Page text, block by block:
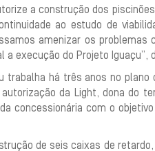
a construção dos
ao estudo de
amenizar os problemas
a execução do Projeto Iguaçu”,
trabalha há três anos no
da Light, dona do
concessionária com o
de seis caixas de